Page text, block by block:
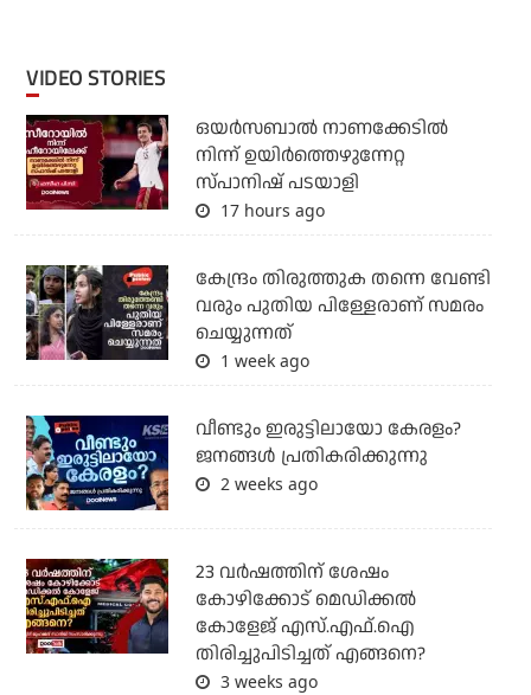
VIDEO STORIES
ഒയര്‍സബാൽ നാണക്കേടിൽ
നിന്ന് ഉയിർത്തെഴുന്നേറ്റ
സ്പാനിഷ് പടയാളി
17 hours ago
കേന്ദ്രം തിരുത്തുക തന്നെ വേണ്ടി
വരും പുതിയ പിള്ളേരാണ് സമരം
ചെയ്യുന്നത്
1 week ago
വീണ്ടും ഇരുട്ടിലായോ കേരളം?
ജനങ്ങൾ പ്രതികരിക്കുന്നു
2 weeks ago
23 വർഷത്തിന് ശേഷം
കോഴിക്കോട് മെഡിക്കൽ
കോളേജ് എസ്.എഫ്.ഐ
തിരിച്ചുപിടിച്ചത് എങ്ങനെ?
3 weeks ago